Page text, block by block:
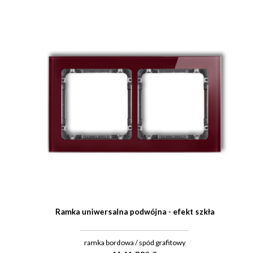
Ramka uniwersalna podwójna - efekt szkła
ramka bordowa / spód grafitowy